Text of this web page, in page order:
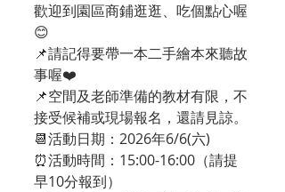
歡迎到園區商鋪逛逛、吃個點心喔
😊
📌請記得要帶一本二手繪本來聽故
事喔❤️
📌空間及老師準備的教材有限，不
接受候補或現場報名，還請見諒。
📆活動日期：2026年6/6(六)
⏰活動時間：15:00-16:00（請提
早10分報到）